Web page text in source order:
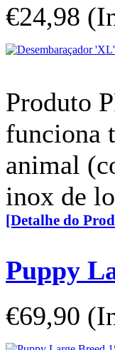
€24,98
Produto
funciona
animal
inox de
[Detalhe do
Puppy
€69,90